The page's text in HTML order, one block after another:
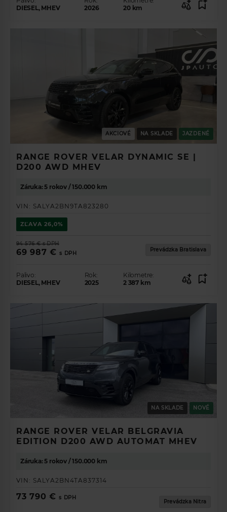
DIESEL, MHEV
2026
20 km
AKCIOVÉ NA SKLADE JAZDENÉ
RANGE ROVER VELAR DYNAMIC SE |
D200 AWD MHEV
Záruka: 5 rokov / 150.000 km
VIN: SALYA2BN9TA823280
ZĽAVA 26,0%
94 576 € s DPH
69 987 € s DPH
Prevádzka Bratislava
Palivo:
DIESEL, MHEV
Rok:
2025
Kilometre:
2 387 km
NA SKLADE NOVÉ
RANGE ROVER VELAR BELGRAVIA
EDITION D200 AWD AUTOMAT MHEV
Záruka: 5 rokov / 150.000 km
VIN: SALYA2BN4TA837314
73 790 € s DPH
Prevádzka Nitra